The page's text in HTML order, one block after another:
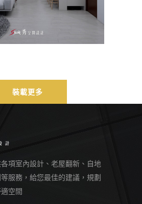
裝載更多
項室內設計、老屋翻新、自地
服務，給您最佳的建議，規劃
空間